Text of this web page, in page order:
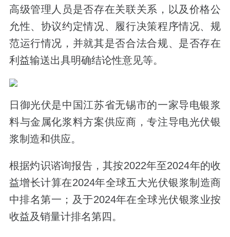
高级管理人员是否存在关联关系，以及价格公
允性、协议约定情况、履行决策程序情况、规
范运行情况，并就其是否合法合规、是否存在
利益输送出具明确结论性意见等。
日御光伏是中国江苏省无锡市的一家导电银浆
料与金属化浆料方案供应商，专注导电光伏银
浆制造和供应。
根据灼识谘询报告，其按2022年至2024年的收
益增长计算在2024年全球五大光伏银浆制造商
中排名第一；及于2024年在全球光伏银浆业按
收益及销量计排名第四。